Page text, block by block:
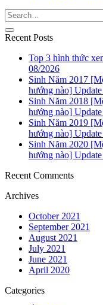
Recent Posts
Top 3 hình thức
08/2026
Sinh Năm 2017
hướng nào]
Sinh Năm 2018
hướng nào]
Sinh Năm 2019
hướng nào]
Sinh Năm 2020
hướng nào]
Recent Comments
Archives
October 2021
September 2021
August 2021
July 2021
June 2021
April 2020
Categories